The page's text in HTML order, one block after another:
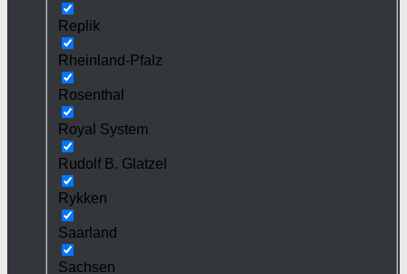
Replik
Rheinland-Pfalz
Rosenthal
Royal System
Rudolf B. Glatzel
Rykken
Saarland
Sachsen